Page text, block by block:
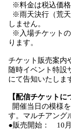
※料金は税込価格
※雨天決行（荒
しません。
※入場チケットの
ります。
チケット販売案内
随時イベント特設
にて告知いたしま
【配信チケットに
開催当日の模様
す。マルチアング
●販売開始： 10